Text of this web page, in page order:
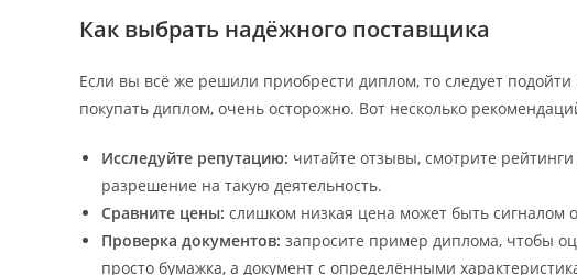
Как выбрать надёжного поставщика
Если вы всё же решили приобрести диплом, то следует
покупать диплом, очень осторожно. Вот несколько
Исследуйте репутацию: читайте отзывы, смотрите
разрешение на такую деятельность.
Сравните цены: слишком низкая цена может быть сигналом о
Проверка документов: запросите пример диплома, чтобы
просто бумажка, а документ с определёнными